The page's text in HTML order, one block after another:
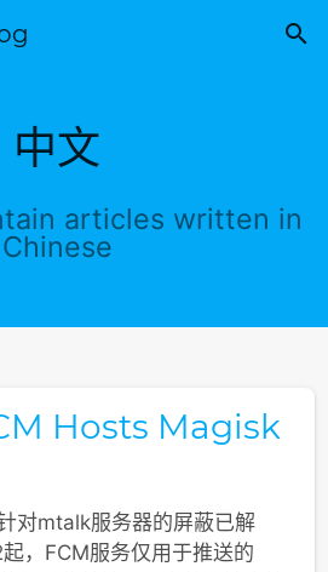

中文
articles written in
Chinese
Hosts Magisk
对mtalk服务器的屏蔽已解
，FCM服务仅用于推送的